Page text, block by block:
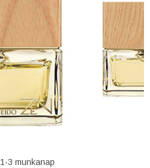
1-3 munkanap